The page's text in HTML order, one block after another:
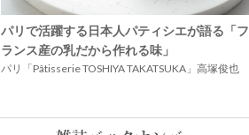
パリで活躍する日本人パティシエが語る「フ
ランス産の乳だから作れる味」
パリ「Pâtisserie TOSHIYA TAKATSUKA」高塚俊也